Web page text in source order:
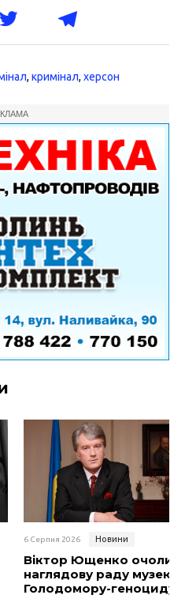
, кримінал, херсон
6 Серпня 2026 Новини
Віктор Ющенко очолив
наглядову раду музею
Голодомору-геноциду